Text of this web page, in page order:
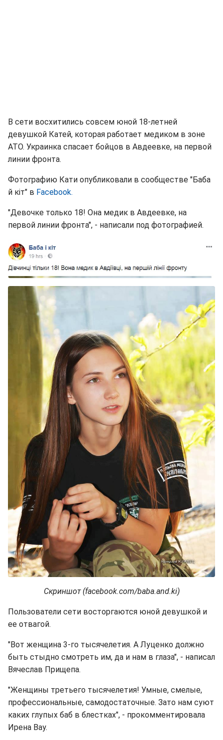
В сети восхитились совсем юной 18-летней
девушкой Катей, которая работает медиком в зоне
АТО. Украинка спасает бойцов в Авдеевке, на первой
линии фронта.
Фотографию Кати опубликовали в сообществе "Баба
й кіт" в Facebook.
"Девочке только 18! Она медик в Авдеевке, на
первой линии фронта", - написали под фотографией.
Скриншот (facebook.com/baba.and.ki)
Пользователи сети восторгаются юной девушкой и
ее отвагой.
"Вот женщина 3-го тысячелетия. А Луценко должно
быть стыдно смотреть им, да и нам в глаза", - написал
Вячеслав Прищепа.
"Женщины третьего тысячелетия! Умные, смелые,
профессиональные, самодостаточные. Зато нам суют
каких глупых баб в блестках", - прокомментировала
Ирена Вау.